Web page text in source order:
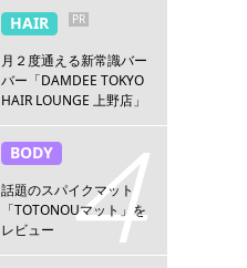
HAIR PR
月２度通える新常識バー
バー「DAMDEE TOKYO
HAIR LOUNGE 上野店」
BODY
話題のスパイクマット
「TOTONOUマット」を
レビュー